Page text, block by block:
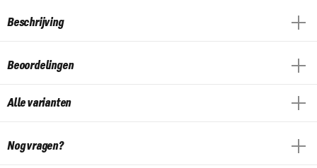
Beschrijving
Beoordelingen
Alle varianten
Nog vragen?